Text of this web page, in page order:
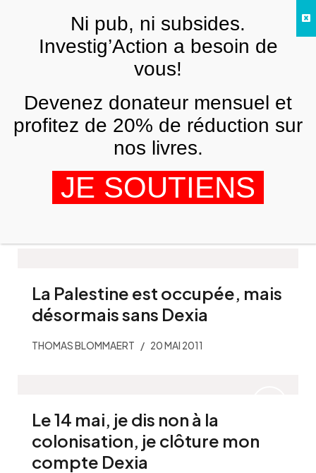
Dexia et l’Etat belge couvrent un
projet de l’armée israélienne
La Palestine est occupée, mais
désormais sans Dexia
THOMAS BLOMMAERT 20 MAI 2011
Le 14 mai, je dis non à la
colonisation, je clôture mon
compte Dexia
FRNi pub, ni subsides.
Investig’Action a besoin de
vous!
Devenez donateur mensuel et
profitez de 20% de réduction sur
nos livres.
JE SOUTIENS